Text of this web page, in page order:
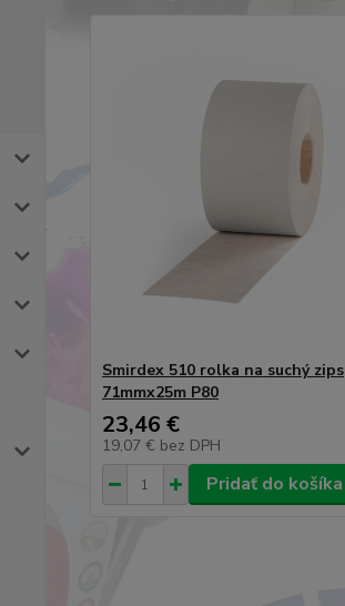
Smirdex 510 rolka na suchý zips
71mmx25m P80
23,46 €
19,07 € bez DPH
Pridať do košíka